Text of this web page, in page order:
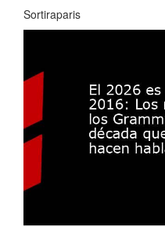
Sortiraparis